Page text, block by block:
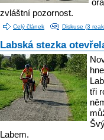
zvláštní pozornost.
Celý článek Diskuse (3
Labská stezka
tři
Labem.